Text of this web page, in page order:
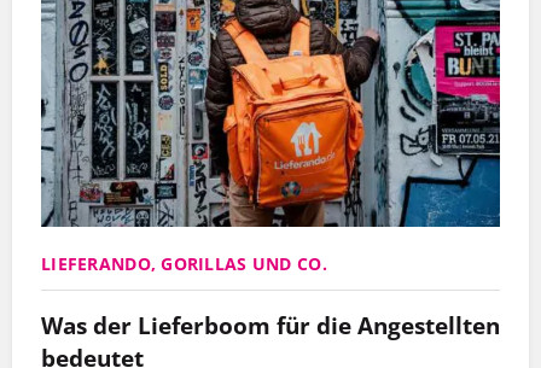
LIEFERANDO, GORILLAS UND CO.
Was der Lieferboom für die Angestellten
bedeutet